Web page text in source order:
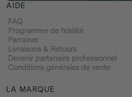
AIDE
FAQ
Programme de fidélité
Parrainer
Livraisons & Retours
Devenir partenaire professionnel
Conditions générales de vente
LA MARQUE